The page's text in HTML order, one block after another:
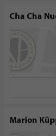
Cha Cha
Marion